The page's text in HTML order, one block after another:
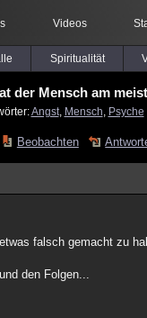
Videos
Spiritualität
der Mensch am
Angst, Mensch Psyche
Beobachten
falsch gemacht zu
den Folgen...